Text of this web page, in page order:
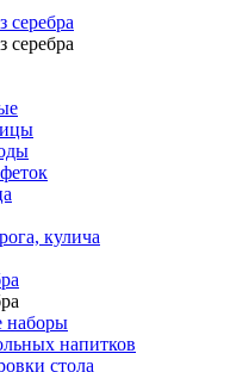
серебра
серебра
кулича
наборы
напитков
стола